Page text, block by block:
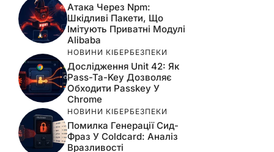
Атака Через Npm:
Шкідливі Пакети, Що
Імітують Приватні Модулі
Alibaba
НОВИНИ КІБЕРБЕЗПЕКИ
Дослідження Unit 42: Як
Pass-Ta-Key Дозволяє
Обходити Passkey У
Chrome
НОВИНИ КІБЕРБЕЗПЕКИ
Помилка Генерації Сид-
Фраз У Coldcard: Аналіз
Вразливості